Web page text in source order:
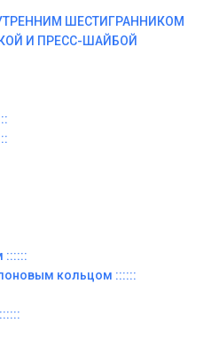
ШЕСТИГРАННИКОМ
И ПРЕСС-ШАЙБОЙ
::::::
кольцом ::::::